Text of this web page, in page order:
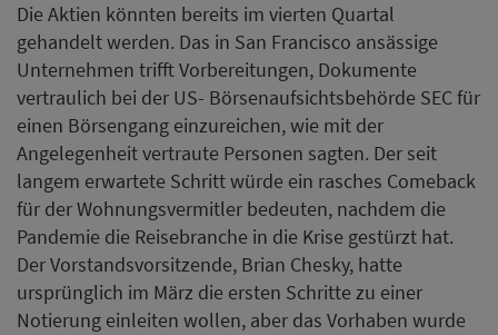
Die Aktien könnten bereits im vierten Quartal
gehandelt werden. Das in San Francisco ansässige
Unternehmen trifft Vorbereitungen, Dokumente
vertraulich bei der US- Börsenaufsichtsbehörde SEC für
einen Börsengang einzureichen, wie mit der
Angelegenheit vertraute Personen sagten. Der seit
langem erwartete Schritt würde ein rasches Comeback
für der Wohnungsvermitler bedeuten, nachdem die
Pandemie die Reisebranche in die Krise gestürzt hat.
Der Vorstandsvorsitzende, Brian Chesky, hatte
ursprünglich im März die ersten Schritte zu einer
Notierung einleiten wollen, aber das Vorhaben wurde